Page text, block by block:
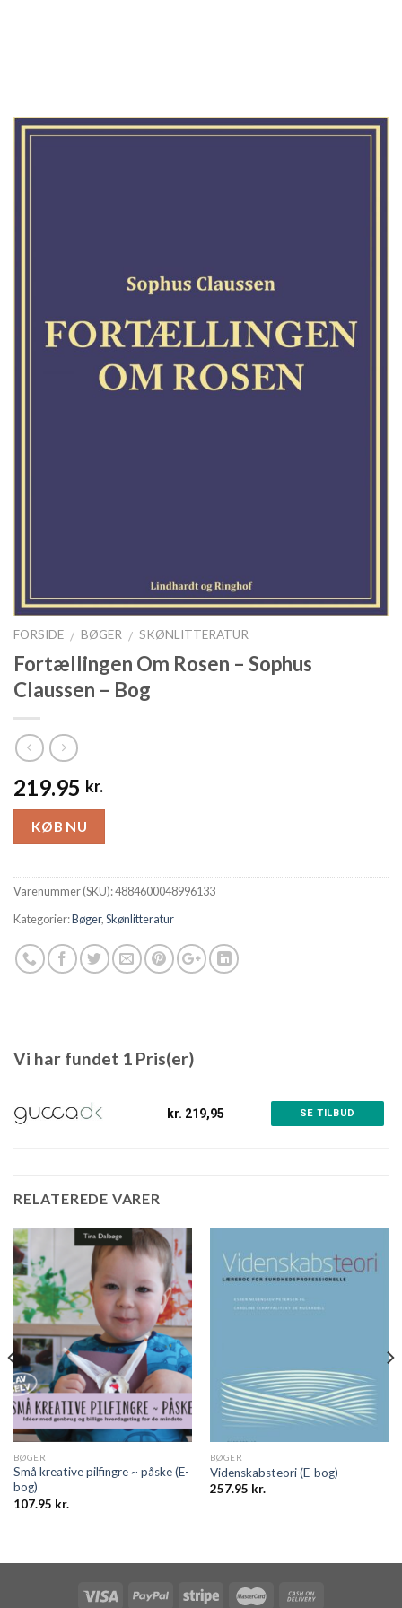
FORSIDE / BØGER / SKØNLITTERATUR
Fortællingen Om Rosen – Sophus
Claussen – Bog
219.95 kr.
KØB NU
Varenummer (SKU):4884600048996133
Kategorier:Bøger,Skønlitteratur
Vi har fundet 1 Pris(er)
kr. 219,95 SE TILBUD
RELATEREDE VARER
BØGER
Små kreative pilfingre ~ påske (E-
bog)
107.95 kr.
BØGER
Videnskabsteori (E-bog)
257.95 kr.